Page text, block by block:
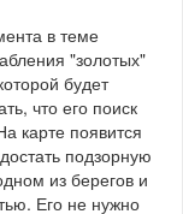
в теме
"золотых"
будет
что его поиск
карте появится
подзорную
из берегов и
Его не нужно